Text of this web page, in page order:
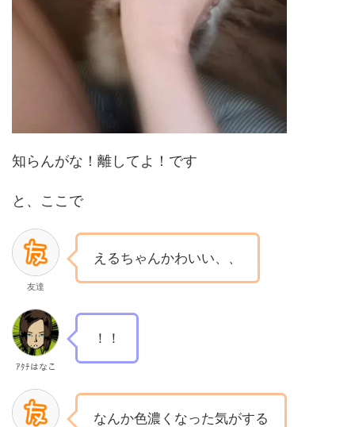
知らんがな！離してよ！です
と、ここで
友達
えるちゃんかわいい、、
ｱﾀﾁはなこ
！！
なんか色濃くなった気がする